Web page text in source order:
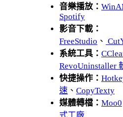
音樂播放：
Spotify
影音下載：
FreeStudio 、
系統工具：
RevoUninstaller
快捷操作：
速 、 CopyTexty
媒體轉檔： Moo0